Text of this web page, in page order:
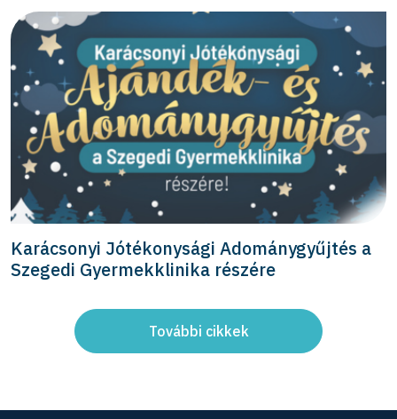
Karácsonyi Jótékonysági Adománygyűjtés a
Szegedi Gyermekklinika részére
További cikkek